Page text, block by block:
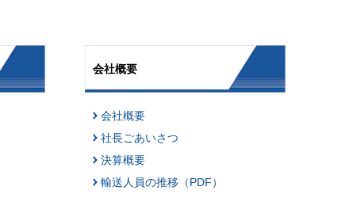
会社概要
会社概要
社長ごあいさつ
決算概要
輸送人員の推移（PDF）